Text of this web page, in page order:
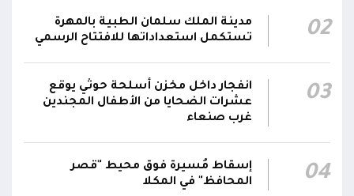
دائمة لمتابعة التطورات الميدانية والأمنية واتخاذ ما
يلزم من إجراءات بصورة عاجلة ومستمرة بما
يضمن سرعة الاستجابة للتصعيد الحوثي والتعامل
مع تداعياته على مختلف المستويات
01:12
أقر #مجلس_الدفاع_الوطني جملة من القرارات
والتوجيهات الهادفة إلى رفع مستوى الجاهزية
العسكرية والأمنية والدفاع المدني وتعزيز التنسيق
بين مؤسسات الدولة وحماية المدنيين والمنشآت
02
مدينة الملك سلمان الطبية بالمهرة
تستكمل استعداداتها للافتتاح الرسمي
03
انفجار داخل مخزن أسلحة حوثي يوقع
عشرات الضحايا من الأطفال المجندين
غرب صنعاء
04
إسقاط مُسيرة فوق محيط "قصر
المحافظ" في المكلا